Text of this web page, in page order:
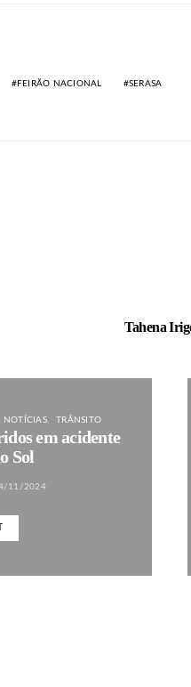
FEIRÃO NACIONAL SERASA
Tahena
NOTÍCIAS TRÂNSITO
em acidente
Sol
11/2024